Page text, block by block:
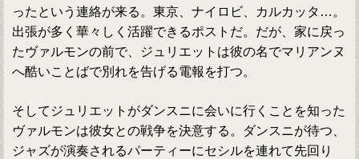
ったという連絡が来る。東京、ナイロビ、カルカッタ…。
出張が多く華々しく活躍できるポストだ。だが、家に戻っ
たヴァルモンの前で、ジュリエットは彼の名でマリアンヌ
へ酷いことばで別れを告げる電報を打つ。
そしてジュリエットがダンスニに会いに行くことを知った
ヴァルモンは彼女との戦争を決意する。ダンスニが待つ、
ジャズが演奏されるパーティーにセシルを連れて先回り